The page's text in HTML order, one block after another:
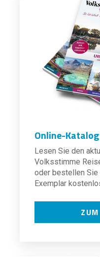
Online-Katalog
Lesen Sie den
Volksstimme
oder bestellen
Exemplar